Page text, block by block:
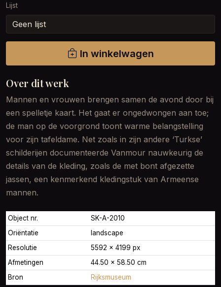
Lijst
In winkelwagen
Over dit werk
Mannen en vrouwen brengen samen de avond door bij
een spelletje kaart. Het gaat er ongedwongen aan toe;
de man op de voorgrond toont warme belangstelling
voor zijn tafeldame. Net zoals in zijn andere ‘Turkse’
schilderijen documenteerde Vanmour nauwkeurig de
details van de kleding, zoals de met bont afgezette
jassen, een kenmerkend kledingstuk van Armeense
mannen.
Object nr.
SK-A-2010
Oriëntatie
landscape
Resolutie
5592 × 4199 px
Afmetingen
44.50 × 58.50 cm
Bron
Rijksmuseum